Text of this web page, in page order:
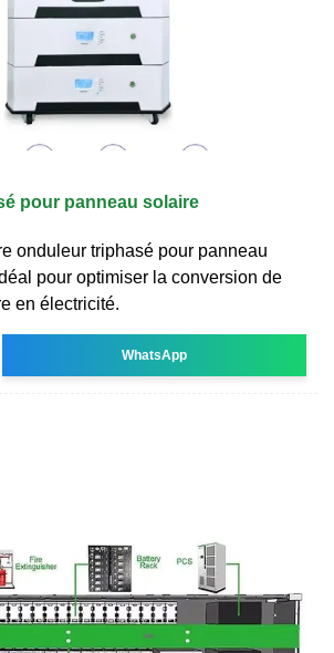
pour panneau solaire
onduleur triphasé pour panneau
pour optimiser la conversion de
en électricité.
WhatsApp